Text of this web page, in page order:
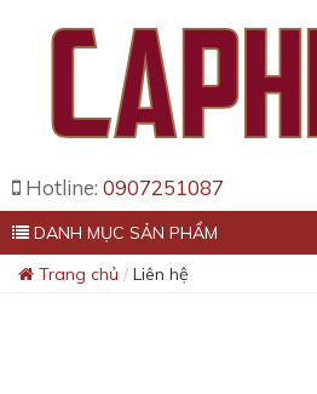
Hotline: 0907251087
DANH MỤC SẢN PHẨM
Trang chủ
Liên hệ